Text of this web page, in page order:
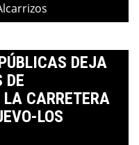
DEJA
DE
LA CARRETERA
LOS